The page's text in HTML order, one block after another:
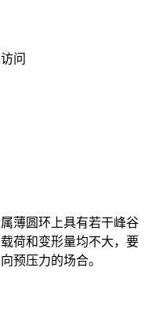
问
薄圆环上具有若干峰谷
荷和变形量均不大，要
预压力的场合。